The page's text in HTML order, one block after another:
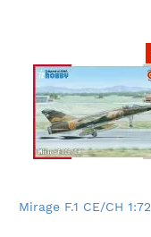
Mirage F.1 CE/CH 1:72